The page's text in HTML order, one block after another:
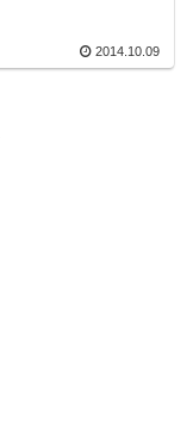
2014.10.09